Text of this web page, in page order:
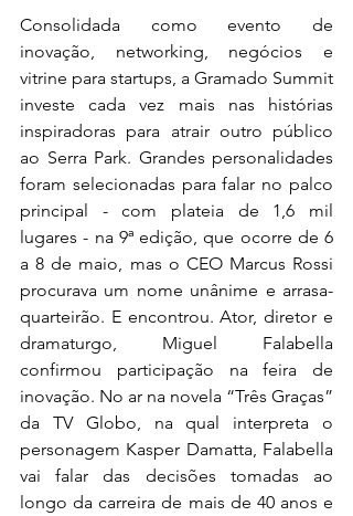
Consolidada como evento de
inovação, networking, negócios e
vitrine para startups, a Gramado Summit
investe cada vez mais nas histórias
inspiradoras para atrair outro público
ao Serra Park. Grandes personalidades
foram selecionadas para falar no palco
principal - com plateia de 1,6 mil
lugares - na 9ª edição, que ocorre de 6
a 8 de maio, mas o CEO Marcus Rossi
procurava um nome unânime e arrasa-
quarteirão. E encontrou. Ator, diretor e
dramaturgo, Miguel Falabella
confirmou participação na feira de
inovação. No ar na novela “Três Graças”
da TV Globo, na qual interpreta o
personagem Kasper Damatta, Falabella
vai falar das decisões tomadas ao
longo da carreira de mais de 40 anos e